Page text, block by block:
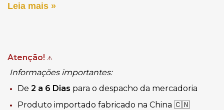
Leia mais »
Atenção! ⚠️
Informações importantes:
De 2 a 6 Dias para o despacho da mercadoria
Produto importado fabricado na China 🇨🇳